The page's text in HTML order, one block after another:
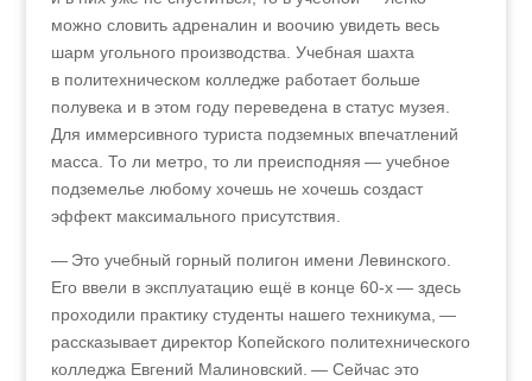
можно словить адреналин и воочию увидеть весь
шарм угольного производства. Учебная шахта
в политехническом колледже работает больше
полувека и в этом году переведена в статус музея.
Для иммерсивного туриста подземных впечатлений
масса. То ли метро, то ли преисподняя — учебное
подземелье любому хочешь не хочешь создаст
эффект максимального присутствия.
— Это учебный горный полигон имени Левинского.
Его ввели в эксплуатацию ещё в конце 60‑х — здесь
проходили практику студенты нашего техникума, —
рассказывает директор Копейского политехнического
колледжа Евгений Малиновский. — Сейчас это